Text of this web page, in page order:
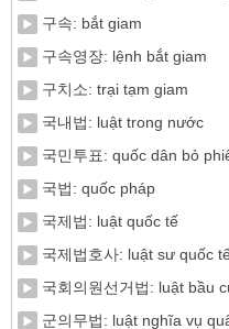
구속: bắt giam
구속영장: lệnh bắt giam
구치소: trại tạm giam
국내법: luật trong nước
국민투표: quốc dân bỏ
국법: quốc pháp
국제법: luật quốc tế
국제법호사: luật sư quốc
국회의원선거법: luật bầu
군의무법: luật nghĩa vụ